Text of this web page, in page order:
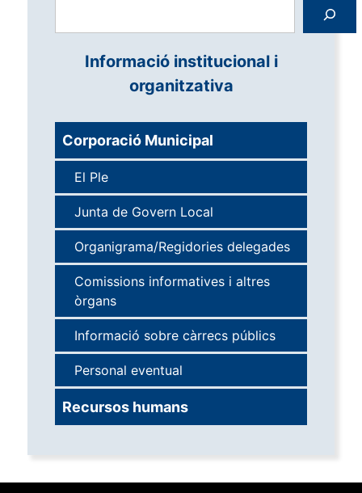
Informació institucional i
organitzativa
Corporació Municipal
El Ple
Junta de Govern Local
Organigrama/Regidories delegades
Comissions informatives i altres
òrgans
Informació sobre càrrecs públics
Personal eventual
Recursos humans